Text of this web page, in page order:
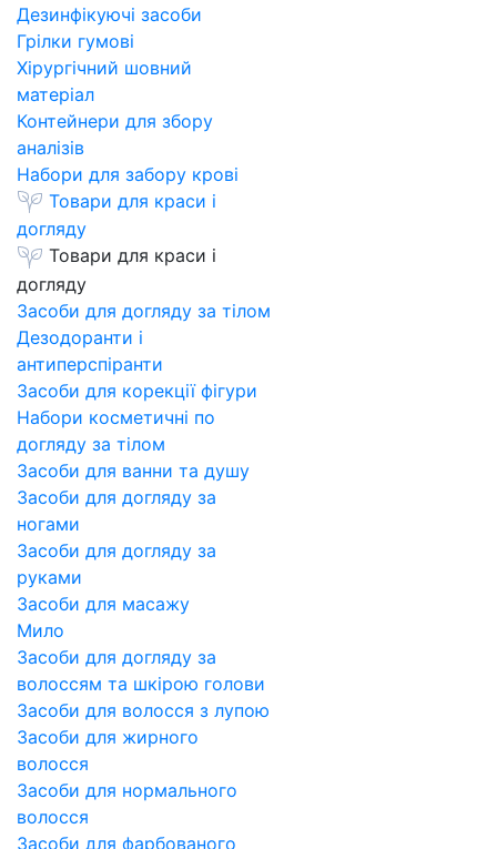
Дезинфікуючі засоби
Грілки гумові
Хірургічний шовний
матеріал
Контейнери для збору
аналізів
Набори для забору крові
Товари для краси і
догляду
Товари для краси і
догляду
Засоби для догляду за тілом
Дезодоранти і
антиперспіранти
Засоби для корекції фігури
Набори косметичні по
догляду за тілом
Засоби для ванни та душу
Засоби для догляду за
ногами
Засоби для догляду за
руками
Засоби для масажу
Мило
Засоби для догляду за
волоссям та шкірою голови
Засоби для волосся з лупою
Засоби для жирного
волосся
Засоби для нормального
волосся
Засоби для фарбованого